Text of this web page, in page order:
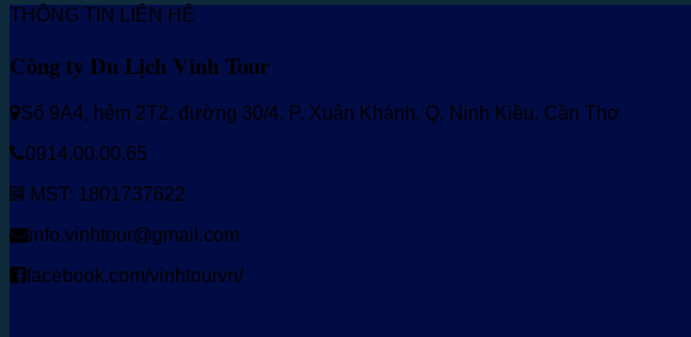
THÔNG TIN LIÊN HỆ
Công ty Du Lịch Vinh Tour
Số 9A4, hẻm 2T2, đường 30/4, P. Xuân Khánh, Q. Ninh Kiều, Cần Thơ
0914.00.00.65
MST: 1801737622
info.vinhtour@gmail.com
facebook.com/vinhtourvn/